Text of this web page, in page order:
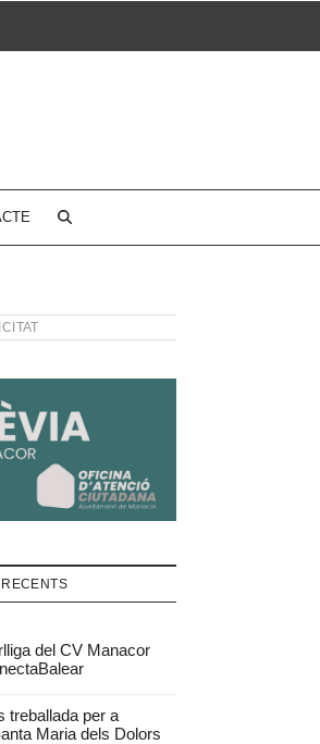
del CV Manacor
treballada per a
Maria dels Dolors